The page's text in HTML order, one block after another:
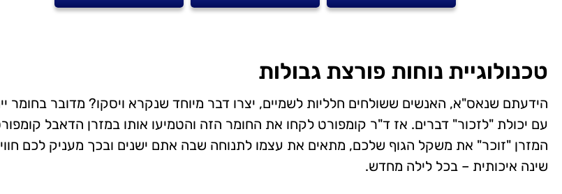
טכנולוגיית נוחות פורצת גבולות
הידעתם שנאס"א, האנשים ששולחים חלליות לשמיים, יצרו דבר מיוחד שנקרא ויסקו? מדובר בחומר
עם יכולת "לזכור" דברים. אז ד"ר קומפורט לקחו את החומר הזה והטמיעו אותו במזרן הדאבל
המזרן "זוכר" את משקל הגוף שלכם, מתאים את עצמו לתנוחה שבה אתם ישנים ובכך מעניק לכם
שינה איכותית – בכל לילה מחדש.